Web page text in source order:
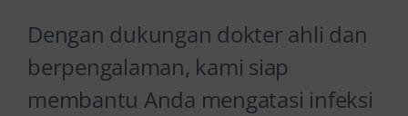
Dengan dukungan dokter ahli dan
berpengalaman, kami siap
membantu Anda mengatasi infeksi